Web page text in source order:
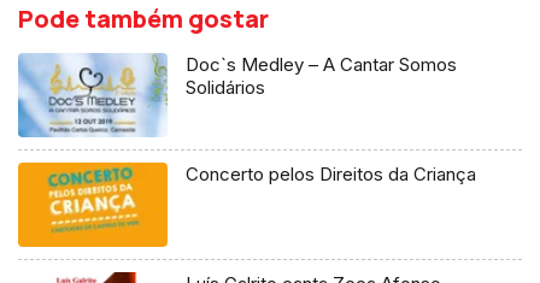
Pode também gostar
Doc`s Medley – A Cantar Somos
Solidários
Concerto pelos Direitos da Criança